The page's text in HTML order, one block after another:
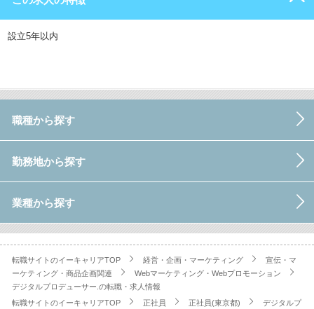
設立5年以内
職種から探す
勤務地から探す
業種から探す
転職サイトのイーキャリアTOP 経営・企画・マーケティング
宣伝・マ
ーケティング・商品企画関連
Webマーケティング・Webプロモーション
デジタルプロデューサー.の転職・求人情報
転職サイトのイーキャリアTOP
正社員 正社員(東京都)
デジタルプ